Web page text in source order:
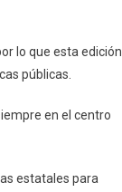
lo que esta edición
públicas.
en el centro
estatales para